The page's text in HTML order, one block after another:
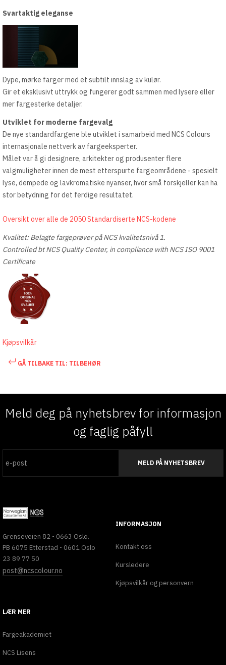
Svartaktig eleganse
Dype, mørke farger med et subtilt innslag av kulør.
Gir et eksklusivt uttrykk og fungerer godt sammen med lysere eller
mer fargesterke detaljer.
Utviklet for moderne fargevalg
De nye standardfargene ble utviklet i samarbeid med NCS Colours
internasjonale nettverk av fargeeksperter.
Målet var å gi designere, arkitekter og produsenter flere
valgmuligheter innen de mest etterspurte fargeområdene - spesielt
lyse, dempede og lavkromatiske nyanser, hvor små forskjeller kan ha
stor betydning for det ferdige resultatet.
Oversikt over alle de 2050 Standardiserte NCS-kodene
Kvalitet: Belagte fargeprøver på NCS kvalitetsnivå 1.
Controlled bt NCS Quality Center, in compliance with NCS ISO 9001
Certificate
Kjøpsvilkår
GÅ TILBAKE TIL: TILBEHØR
Meld deg på nyhetsbrev for informasjon
og faglig påfyll
MELD PÅ NYHETSBREV
Grenseveien 82 - 0663 Oslo.
PB 6075 Etterstad - 0601 Oslo
23 89 77 50
post@ncscolour.no
INFORMASJON
Kontakt oss
Kursledere
Kjøpsvilkår og personvern
LÆR MER
Fargeakademiet
NCS Lisens